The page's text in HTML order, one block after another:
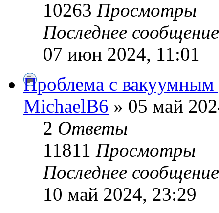
10263 Просмотры
Последнее
07 июн 2024, 11:01
Проблема с вакуумным
MichaelB6 » 05 май
2 Ответы
11811 Просмотры
Последнее
10 май 2024, 23:29